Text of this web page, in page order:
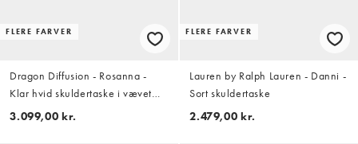
FLERE FARVER
Dragon Diffusion - Rosanna -
Klar hvid skuldertaske i vævet
læder
3.099,00 kr.
FLERE FARVER
Lauren by Ralph Lauren - Danni -
Sort skuldertaske
2.479,00 kr.